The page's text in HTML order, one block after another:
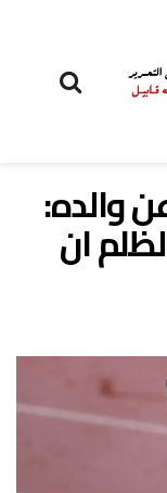
والده:
ان